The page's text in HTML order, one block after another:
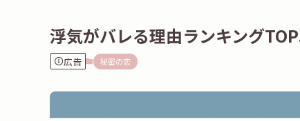
浮気がバレる理由ランキング
広告 秘密の恋